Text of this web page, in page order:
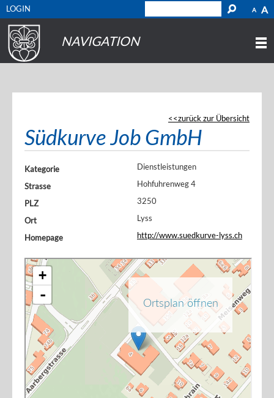
A A
LOGIN
NAVIGATION
zurück zur Übersicht
Südkurve Job GmbH
Kategorie
Dienstleistungen
Strasse
Hohfuhrenweg 4
PLZ
3250
Ort
Lyss
Homepage
http://www.suedkurve-lyss.ch